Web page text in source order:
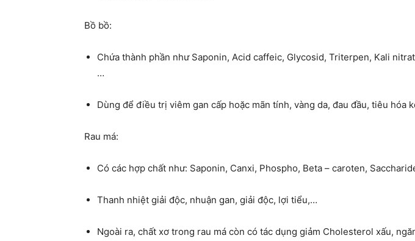
Bồ bồ:
Chứa thành phần như Saponin, Acid caffeic, Glycosid, Triterpen, Kali
…
Dùng để điều trị viêm gan cấp hoặc mãn tính, vàng da, đau đầu, tiêu hóa
Rau má:
Có các hợp chất như: Saponin, Canxi, Phospho, Beta – caroten,
Thanh nhiệt giải độc, nhuận gan, giải độc, lợi tiểu,…
Ngoài ra, chất xơ trong rau má còn có tác dụng giảm Cholesterol xấu,